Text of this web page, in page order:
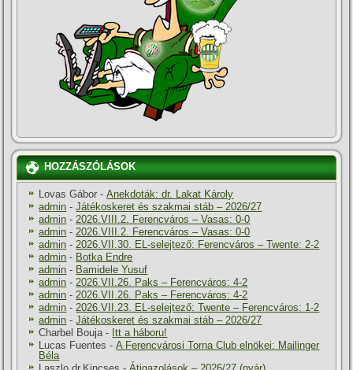
HOZZÁSZÓLÁSOK
Lovas Gábor -Anekdoták: dr. Lakat Károly
admin -Játékoskeret és szakmai stáb – 2026/27
admin -2026.VIII.2. Ferencváros – Vasas: 0-0
admin -2026.VIII.2. Ferencváros – Vasas: 0-0
admin -2026.VII.30. EL-selejtező: Ferencváros – Twente: 2-2
admin - Botka Endre
admin - Bamidele Yusuf
admin -2026.VII.26. Paks – Ferencváros: 4-2
admin -2026.VII.26. Paks – Ferencváros: 4-2
admin -2026.VII.23. EL-selejtező: Twente – Ferencváros: 1-2
admin -Játékoskeret és szakmai stáb – 2026/27
Charbel Bouja- Itt a háboru!
Lucas Fuentes -A Ferencvárosi Torna Club elnökei: Mailinger
Béla